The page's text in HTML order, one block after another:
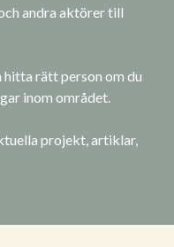
andra aktörer till
rätt person om du
inom området.
projekt, artiklar,